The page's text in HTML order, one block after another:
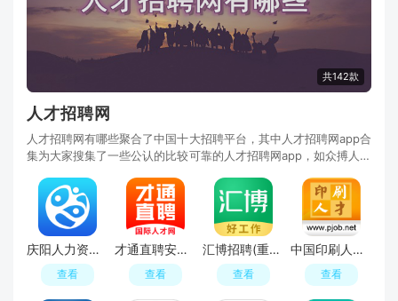
共142款
人才招聘网
人才招聘网有哪些聚合了中国十大招聘平台，其中人才招聘网app合
集为大家搜集了一些公认的比较可靠的人才招聘网app，如众搏人才
庆阳人力资源网官方app手机端
查看
才通直聘安卓移动端免费下载
查看
汇博招聘(重庆汇博人才网招聘官方手机版)
查看
中国印刷人才网官方版手机版
查看